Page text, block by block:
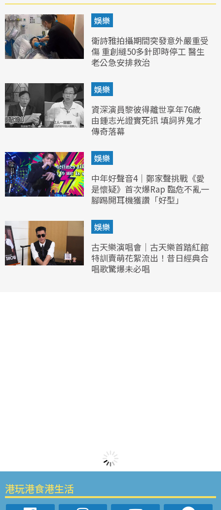
娛樂
衛詩雅拍攝期間突發意外嚴重受
傷 重創縫50多針即時停工 醫生
老公急安排救治
娛樂
資深演員黎彼得離世享年76歲
由鍾志光證實死訊 填詞界鬼才
傳奇落幕
娛樂
中年好聲音4｜鄭家聲挑戰《愛
是懷疑》首次爆Rap 臨危不亂一
腳踢開耳機獲讚「好型」
娛樂
古天樂演唱會｜古天樂首踏紅館
特訓賣萌花絮流出！昔日經典合
唱歌驚爆未必唱
港玩港食港生活